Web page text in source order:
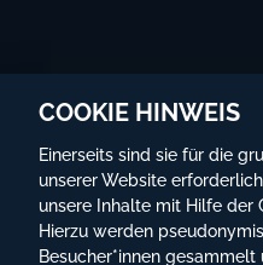
COOKIE HINWEIS
Einerseits sind sie für die
unserer Website
unsere Inhalte mit Hilfe der
Hierzu werden
Besucher*innen